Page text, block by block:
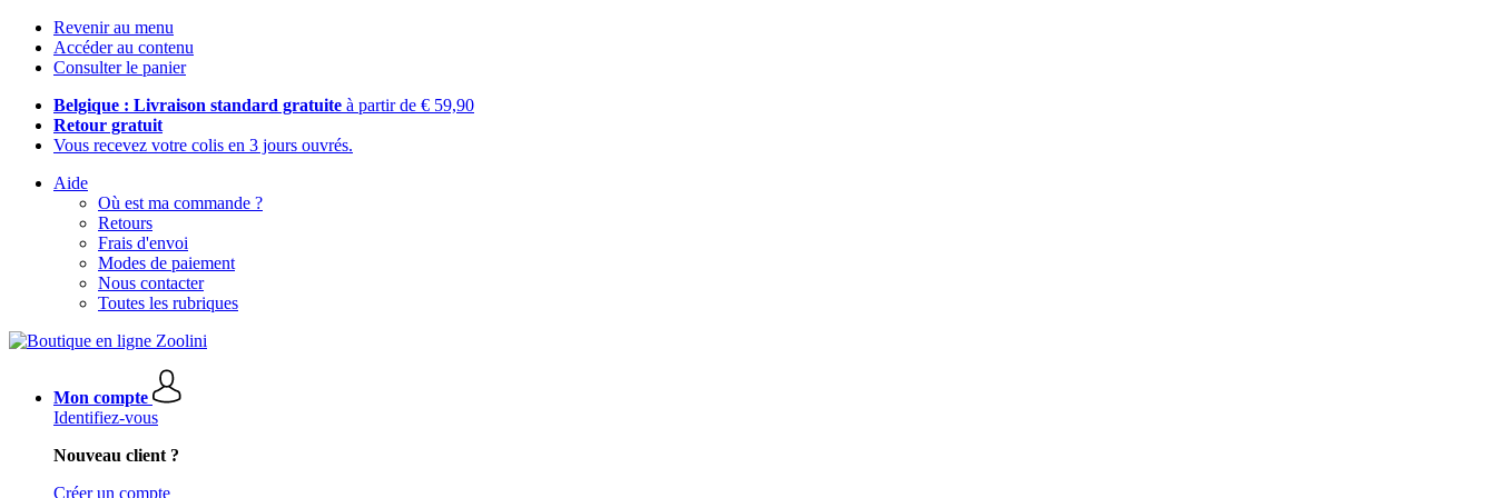
Revenir au menu
Accéder au contenu
Consulter le panier
Belgique : Livraison standard gratuite à partir de € 59,90
Retour gratuit
Vous recevez votre colis en 3 jours ouvrés.
Aide
Où est ma commande ?
Retours
Frais d'envoi
Modes de paiement
Nous contacter
Toutes les rubriques
Mon compte
Identifiez-vous
Nouveau client ?
Créer un compte